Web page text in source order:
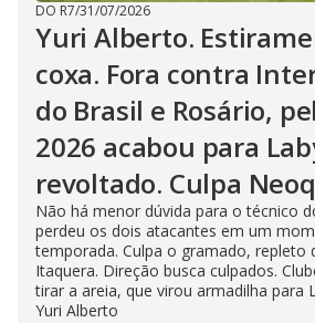
DO R7/31/07/2026
Yuri Alberto.
coxa. Fora contra
do Brasil e Rosário,
2026 acabou para
revoltado. Culpa
Não há menor dúvida para o técnico
perdeu os dois atacantes em um
temporada. Culpa o gramado, repleto
Itaquera. Direção busca culpados.
tirar a areia, que virou armadilha para
Yuri Alberto